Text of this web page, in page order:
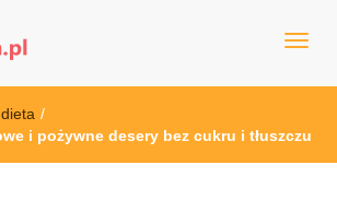
– sprzęt sportowy
/
i pożywne desery bez cukru i tłuszczu